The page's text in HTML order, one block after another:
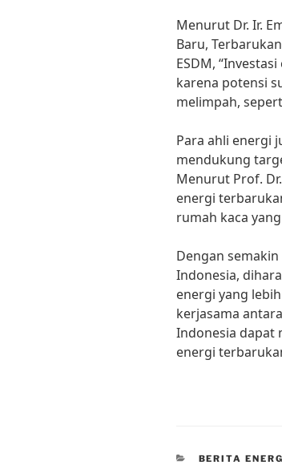
Menurut Dr. Ir.
Baru,
ESDM,
karena potensi
melimpah,
Para ahli energi
mendukung
Menurut Prof.
energi
rumah kaca
Dengan
Indonesia,
energi yang
kerjasama
Indonesia dapat
energi
CATEGORIES
BERITA